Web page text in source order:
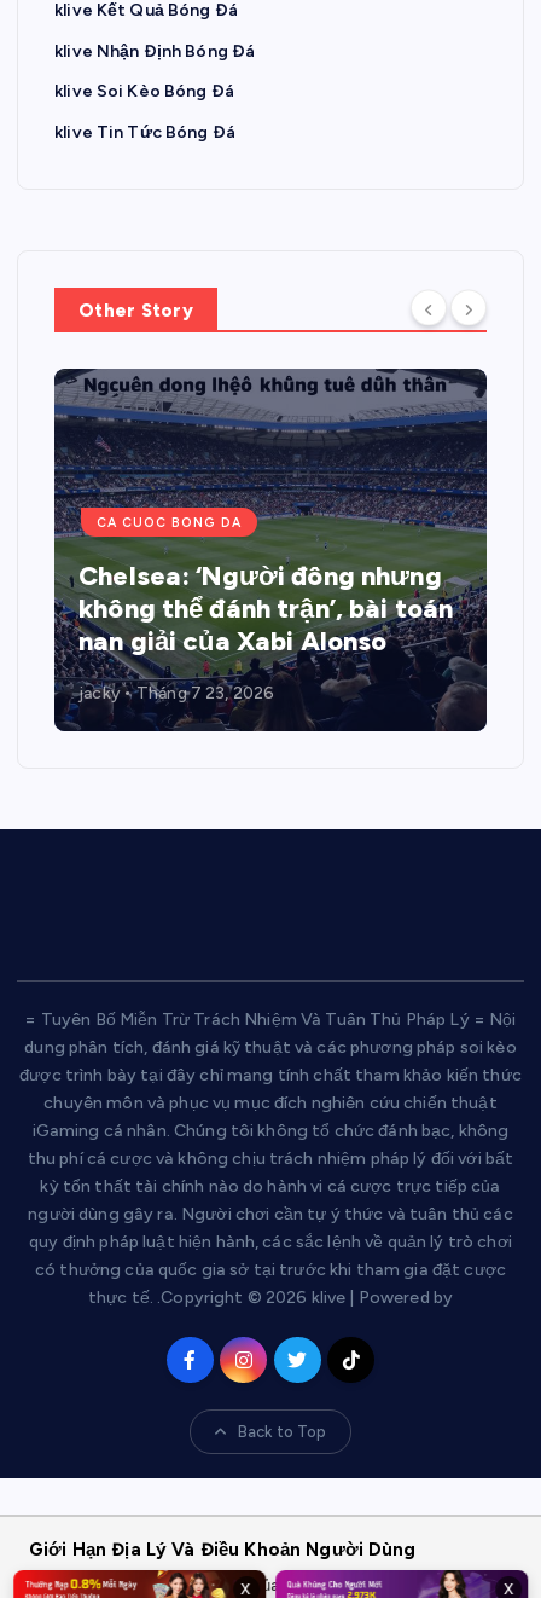
klive Kết Quả Bóng Đá
klive Nhận Định Bóng Đá
klive Soi Kèo Bóng Đá
klive Tin Tức Bóng Đá
Other Story
CA CUOC BONG DA
Chelsea: ‘Người đông nhưng
không thể đánh trận’, bài toán
nan giải của Xabi Alonso
jacky Tháng 7 23, 2026
= Tuyên Bố Miễn Trừ Trách Nhiệm Và Tuân Thủ Pháp Lý = Nội
dung phân tích, đánh giá kỹ thuật và các phương pháp soi kèo
được trình bày tại đây chỉ mang tính chất tham khảo kiến thức
chuyên môn và phục vụ mục đích nghiên cứu chiến thuật
iGaming cá nhân. Chúng tôi không tổ chức đánh bạc, không
thu phí cá cược và không chịu trách nhiệm pháp lý đối với bất
kỳ tổn thất tài chính nào do hành vi cá cược trực tiếp của
người dùng gây ra. Người chơi cần tự ý thức và tuân thủ các
quy định pháp luật hiện hành, các sắc lệnh về quản lý trò chơi
có thưởng của quốc gia sở tại trước khi tham gia đặt cược
thực tế. .Copyright © 2026 klive | Powered by
Back to Top
x x
Giới Hạn Địa Lý Và Điều Khoản Người Dùng
Dịch vụ và các bộ lọc thông số của chúng tôi chỉ cung cấp cho đối